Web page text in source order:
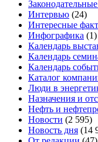
Интервью (24)
Интересные
Инфографика (1)
Календарь
Календарь
Календарь
Каталог
Люди в
Назначения и
Нефть и
Новости (2 595)
Новость дня (14